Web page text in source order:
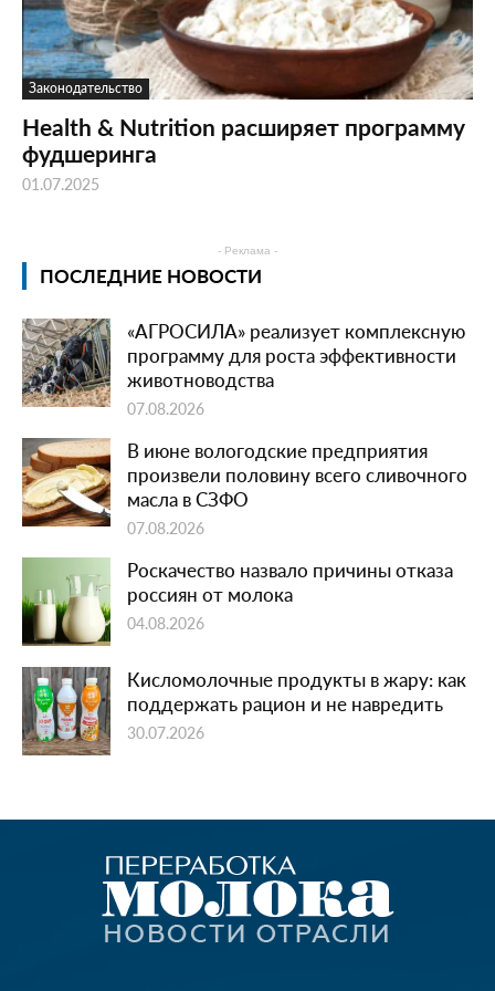
Законодательство
Health & Nutrition расширяет программу
фудшеринга
01.07.2025
- Реклама -
ПОСЛЕДНИЕ НОВОСТИ
«АГРОСИЛА» реализует комплексную
программу для роста эффективности
животноводства
07.08.2026
В июне вологодские предприятия
произвели половину всего сливочного
масла в СЗФО
07.08.2026
Роскачество назвало причины отказа
россиян от молока
04.08.2026
Кисломолочные продукты в жару: как
поддержать рацион и не навредить
30.07.2026